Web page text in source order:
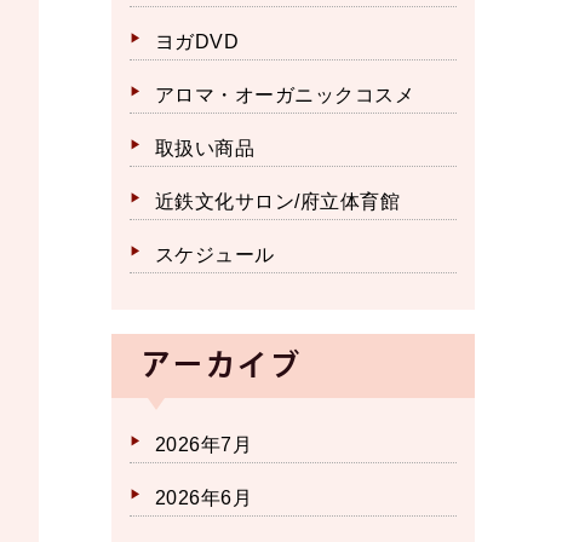
ヨガDVD
アロマ・オーガニックコスメ
取扱い商品
近鉄文化サロン/府立体育館
スケジュール
アーカイブ
2026年7月
2026年6月